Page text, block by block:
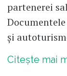
partenerei
și
Citește mai